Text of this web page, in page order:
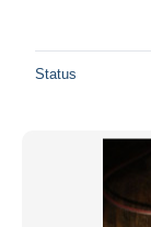
Status